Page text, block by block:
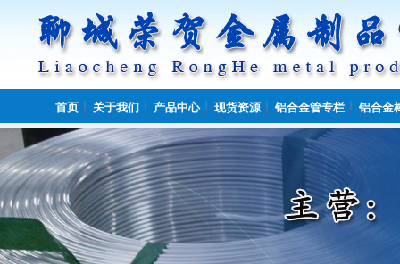
首页 关于我们 产品中心 现货资源 铝合金管专栏 铝合金